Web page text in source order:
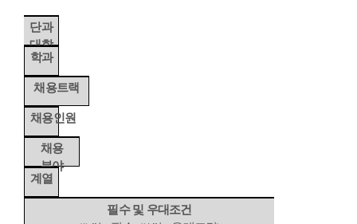
단과
대학
학과
채용트랙
채용인원
채용
분야
계열
필수 및 우대조건